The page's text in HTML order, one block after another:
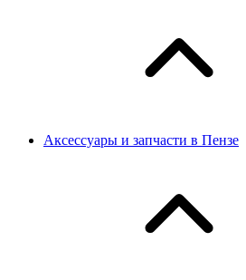
Аксессуары и запчасти в Пензе